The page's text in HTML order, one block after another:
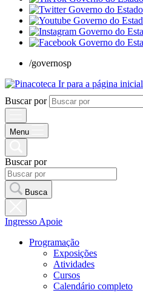
/governosp
Ir para a página inicial
Buscar por
Menu
Buscar por
Busca
Ingresso Apoie
Programação
Exposições
Atividades
Cursos
Calendário completo